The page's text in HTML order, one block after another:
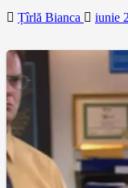
Țîrlă Bianca iunie